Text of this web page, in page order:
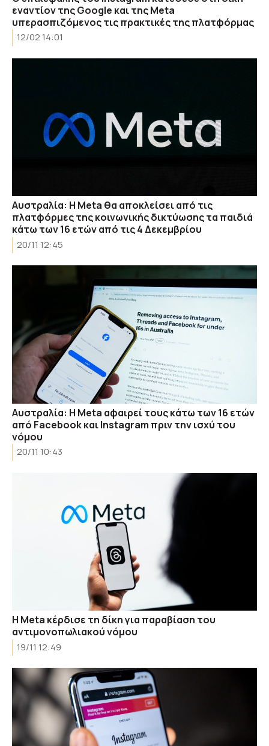
εναντίον της Google και της Meta
υπερασπιζόμενος τις πρακτικές της πλατφόρμας
12/02 14:01
Αυστραλία: Η Meta θα αποκλείσει από τις
πλατφόρμες της κοινωνικής δικτύωσης τα παιδιά
κάτω των 16 ετών από τις 4 Δεκεμβρίου
20/11 12:45
Αυστραλία: Η Meta αφαιρεί τους κάτω των 16 ετών
από Facebook και Instagram πριν την ισχύ του
νόμου
20/11 10:43
Η Meta κέρδισε τη δίκη για παραβίαση του
αντιμονοπωλιακού νόμου
19/11 12:49